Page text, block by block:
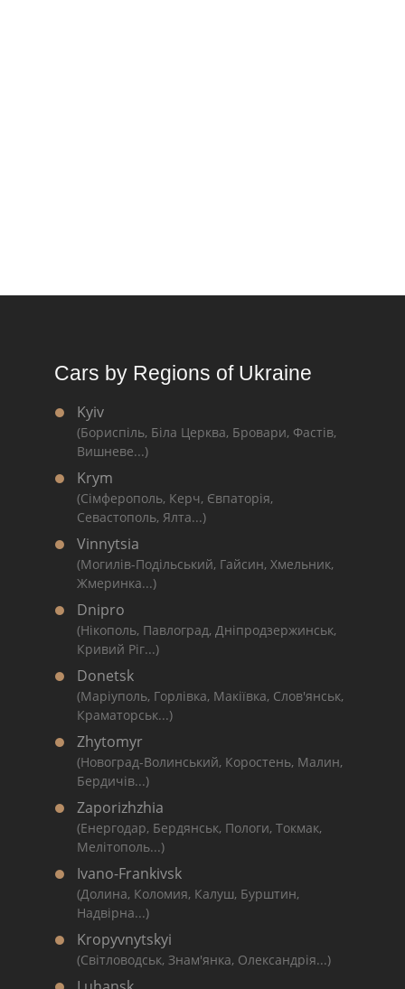
Cars by Regions of Ukraine
Kyiv
(Бориспіль, Біла Церква, Бровари, Фастів,
Вишневе...)
Krym
(Сімферополь, Керч, Євпаторія,
Севастополь, Ялта...)
Vinnytsia
(Могилів-Подільський, Гайсин, Хмельник,
Жмеринка...)
Dnipro
(Нікополь, Павлоград, Дніпродзержинськ,
Кривий Ріг...)
Donetsk
(Маріуполь, Горлівка, Макіївка, Слов'янськ,
Краматорськ...)
Zhytomyr
(Новоград-Волинський, Коростень, Малин,
Бердичів...)
Zaporizhzhia
(Енергодар, Бердянськ, Пологи, Токмак,
Мелітополь...)
Ivano-Frankivsk
(Долина, Коломия, Калуш, Бурштин,
Надвірна...)
Kropyvnytskyi
(Світловодськ, Знам'янка, Олександрія...)